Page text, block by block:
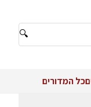
🔍
כל המדורים